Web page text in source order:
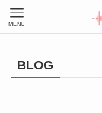
MENU
BLOG